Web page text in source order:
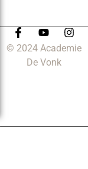
© 2024 Academie
De Vonk